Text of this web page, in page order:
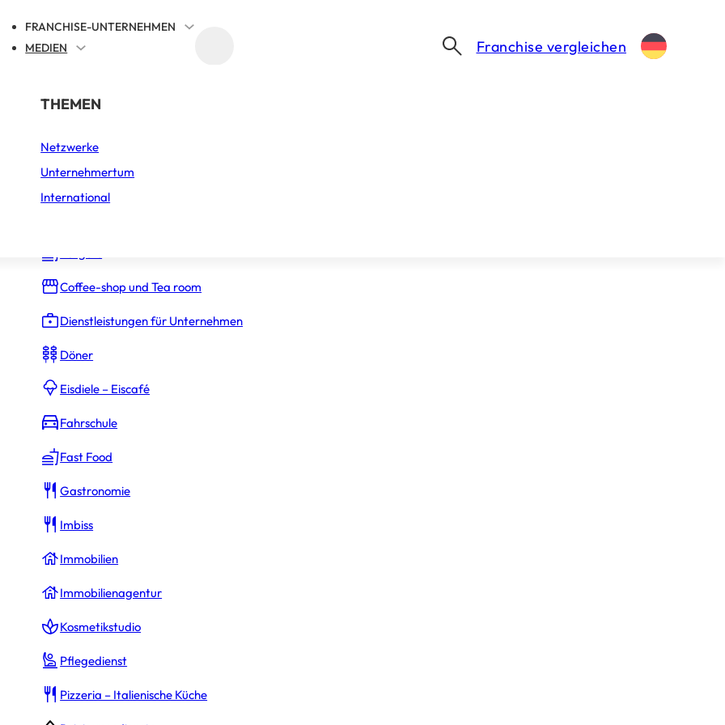
FRANCHISE-UNTERNEHMEN
NACH BRANCHE
Auto, Motorrad und Fahrrad
Coffee-shop und Tea room
Dienstleistungen für Unternehmen
Döner
Eisdiele – Eiscafé
Fahrschule
Fast Food
Gastronomie
Imbiss
Immobilien
Immobilienagentur
Kosmetikstudio
Pflegedienst
Pizzeria – Italienische Küche
MEDIEN
THEMEN
Netzwerke
Unternehmertum
International
Franchise vergleichen
FELLOWS
Kredite zu erhalten.